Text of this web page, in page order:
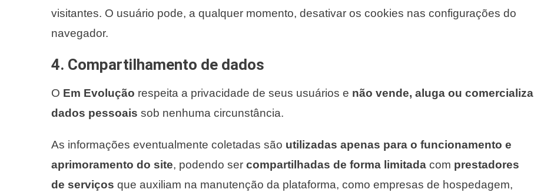
visitantes. O usuário pode, a qualquer momento, desativar os cookies nas configurações do
navegador.
4. Compartilhamento de dados
O Em Evolução respeita a privacidade de seus usuários e não vende, aluga ou comercializa
dados pessoais sob nenhuma circunstância.
As informações eventualmente coletadas são utilizadas apenas para o funcionamento e
aprimoramento do site, podendo ser compartilhadas de forma limitada com prestadores
de serviços que auxiliam na manutenção da plataforma, como empresas de hospedagem,